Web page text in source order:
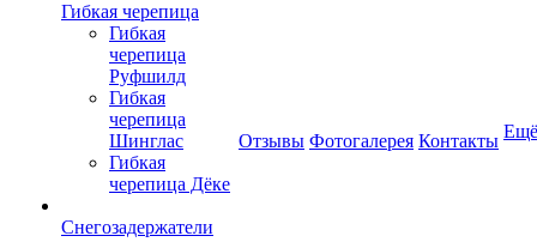
Гибкая черепица
Гибкая
черепица
Руфшилд
Гибкая
черепица
Шинглас
Гибкая
черепица Дёке
Снегозадержатели
Отзывы Фотогалерея Контакты Ещё